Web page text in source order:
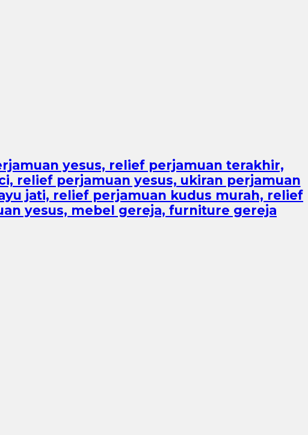
yesus, relief perjamuan terakhir,
relief perjamuan yesus, ukiran perjamuan
jati, relief perjamuan kudus murah, relief
yesus, mebel gereja, furniture gereja